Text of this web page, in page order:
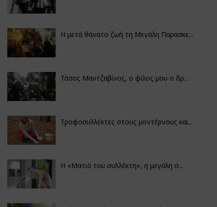
Η μετά θάνατο ζωή τη Μεγάλη Παρασκε...
Τάσος Μαντζαβίνος, ο φίλος μου ο δρ...
Τροφοσυλλέκτες στους μοντέρνους και...
H «Ματιά του συλλέκτη», η μεγάλη σ...